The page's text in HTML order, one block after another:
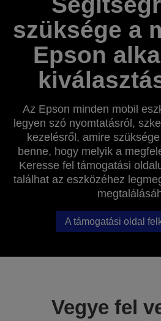
szüksége a
Epson
Az Epson minden mobil
legyen szó nyomtatásról,
kezelésről, amire
benne, hogy melyik a
Keresse fel támogatási
találhat az eszközéhez
A támogatási oldal
Vegye fel